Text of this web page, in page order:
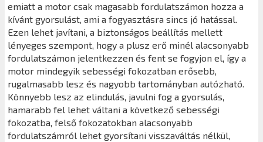
emiatt a motor csak magasabb fordulatszámon hozza a
kívánt gyorsulást, ami a fogyasztásra sincs jó hatással.
Ezen lehet javítani, a biztonságos beállítás mellett
lényeges szempont, hogy a plusz erő minél alacsonyabb
fordulatszámon jelentkezzen és fent se fogyjon el, így a
motor mindegyik sebességi fokozatban erősebb,
rugalmasabb lesz és nagyobb tartományban autózható.
Könnyebb lesz az elindulás, javulni fog a gyorsulás,
hamarabb fel lehet váltani a következő sebességi
fokozatba, felső fokozatokban alacsonyabb
fordulatszámról lehet gyorsítani visszaváltás nélkül,